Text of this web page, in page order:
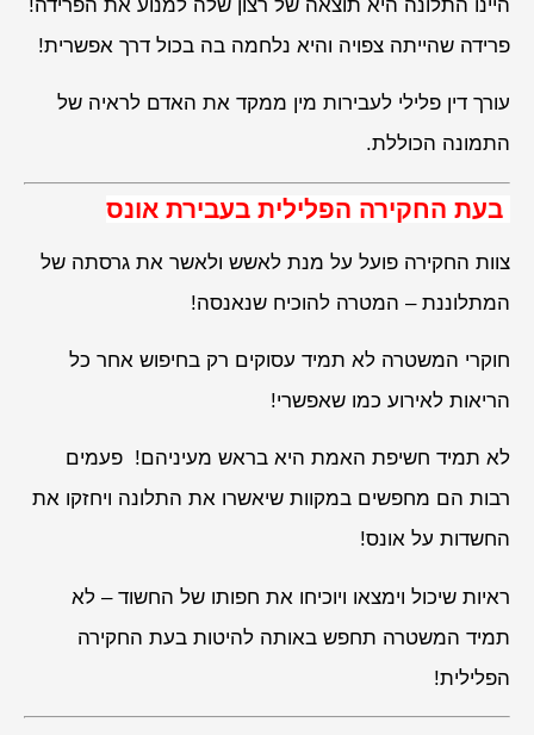
היינו התלונה היא תוצאה של רצון שלה למנוע את הפרידה!
פרידה שהייתה צפויה והיא נלחמה בה בכול דרך אפשרית!
עורך דין פלילי לעבירות מין ממקד את האדם לראיה של
התמונה הכוללת.
בעת החקירה הפלילית בעבירת אונס
צוות החקירה פועל על מנת לאשש ולאשר את גרסתה של
המתלוננת – המטרה להוכיח שנאנסה!
חוקרי המשטרה לא תמיד עסוקים רק בחיפוש אחר כל
הריאות לאירוע כמו שאפשרי!
לא תמיד חשיפת האמת היא בראש מעיניהם! פעמים
רבות הם מחפשים במקוות שיאשרו את התלונה ויחזקו את
החשדות על אונס!
ראיות שיכול וימצאו ויוכיחו את חפותו של החשוד – לא
תמיד המשטרה תחפש באותה להיטות בעת החקירה
הפלילית!